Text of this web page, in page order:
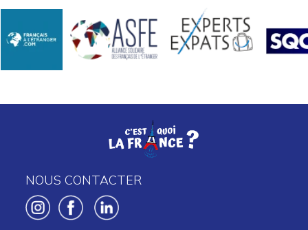
NOUS CONTACTER